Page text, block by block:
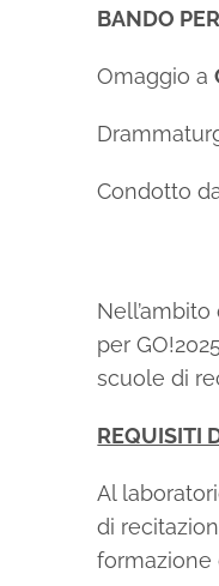
BANDO
Omaggio a
Condotto
Nell’ambito
per
scuole di
REQUISITI
Al
di
formazione